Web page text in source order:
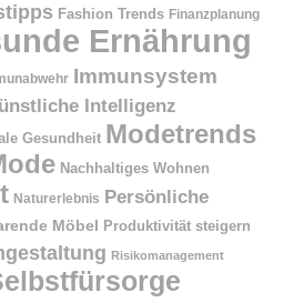
Fashion Trends Finanzplanung
Ernährung
Immunsystem
Intelligenz
Gesundheit Modetrends
Nachhaltiges Wohnen
Naturerlebnis Persönliche
Möbel Produktivität steigern
Risikomanagement